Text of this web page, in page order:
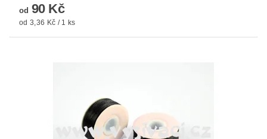
od 90 Kč
od 3,36 Kč / 1 ks